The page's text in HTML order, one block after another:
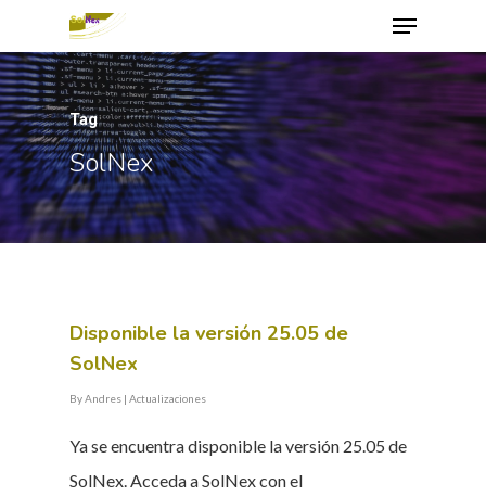
Hit enter to search or ESC to close
Tag
SolNex
Disponible la versión 25.05 de
SolNex
ByAndres | Actualizaciones
Ya se encuentra disponible la versión 25.05 de
SolNex. Acceda a SolNex con el